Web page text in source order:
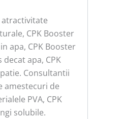
atractivitate
CPK Booster
apa, CPK Booster
apa, CPK
Consultantii
amestecuri de
PVA, CPK
solubile.